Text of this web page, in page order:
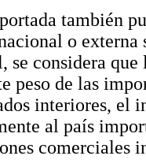
también
o externa
se considera
peso de las
interiores, el
al país
comerciales